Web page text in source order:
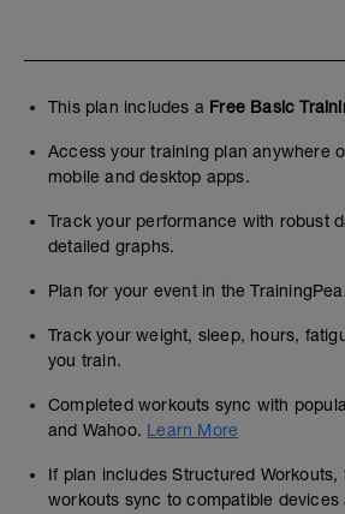
This plan includes a Free Basic
Access your training plan anywhere
mobile and desktop apps.
Track your performance with robust
detailed graphs.
Plan for your event in the
Track your weight, sleep, hours,
you train.
Completed workouts sync with
and Wahoo. Learn More
If plan includes Structured Workouts,
workouts sync to compatible devices